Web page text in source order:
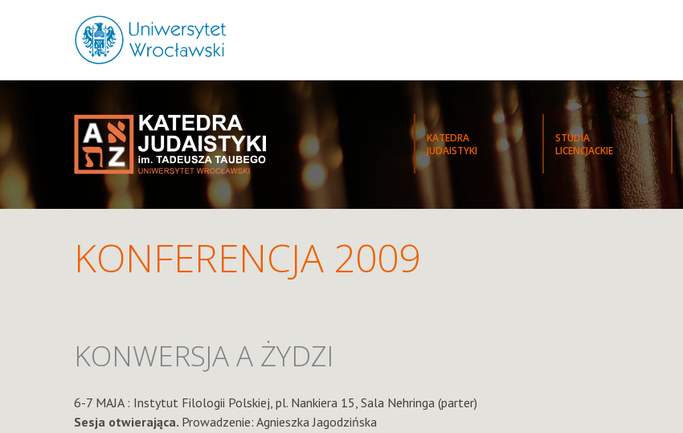
KATEDRA
JUDAISTYKI
STUDIA
LICENCJACKIE
KONFERENCJA 2009
KONWERSJA A ŻYDZI
6-7 MAJA : Instytut Filologii Polskiej, pl. Nankiera 15, Sala Nehringa (parter)
Sesja otwierająca. Prowadzenie: Agnieszka Jagodzińska